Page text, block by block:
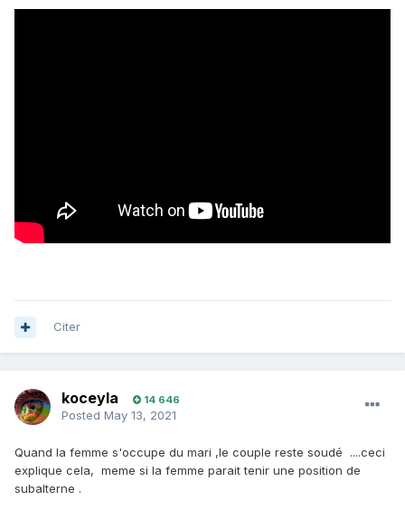
Citer
koceyla 14 646
Posted May 13, 2021
Quand la femme s'occupe du mari ,le couple reste soudé ....ceci
explique cela, meme si la femme parait tenir une position de
subalterne .